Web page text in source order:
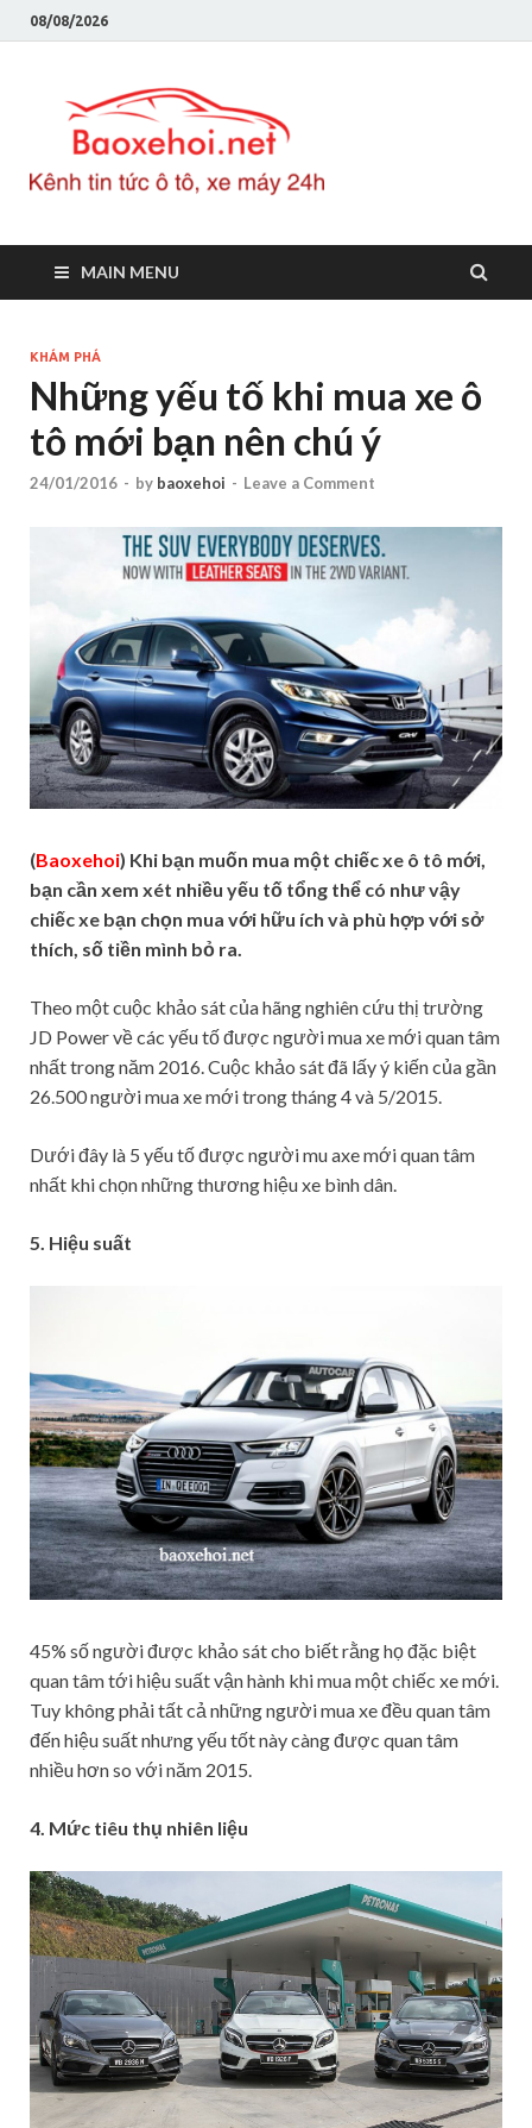
08/08/2026
MAIN MENU
KHÁM PHÁ
Những yếu tố khi mua xe ô
tô mới bạn nên chú ý
24/01/2016 - by baoxehoi - Leave a Comment
(Baoxehoi) Khi bạn muốn mua một chiếc xe ô tô mới,
bạn cần xem xét nhiều yếu tố tổng thể có như vậy
chiếc xe bạn chọn mua với hữu ích và phù hợp với sở
thích, số tiền mình bỏ ra.
Theo một cuộc khảo sát của hãng nghiên cứu thị trường
JD Power về các yếu tố được người mua xe mới quan tâm
nhất trong năm 2016. Cuộc khảo sát đã lấy ý kiến của gần
26.500 người mua xe mới trong tháng 4 và 5/2015.
Dưới đây là 5 yếu tố được người mu axe mới quan tâm
nhất khi chọn những thương hiệu xe bình dân.
5. Hiệu suất
45% số người được khảo sát cho biết rằng họ đặc biệt
quan tâm tới hiệu suất vận hành khi mua một chiếc xe mới.
Tuy không phải tất cả những người mua xe đều quan tâm
đến hiệu suất nhưng yếu tốt này càng được quan tâm
nhiều hơn so với năm 2015.
4. Mức tiêu thụ nhiên liệu